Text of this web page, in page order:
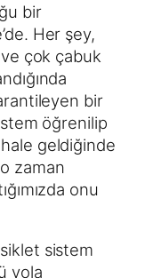
bir
Her şey,
çok çabuk
bir
öğrenilip
geldiğinde
zaman
onu
sistem
yola